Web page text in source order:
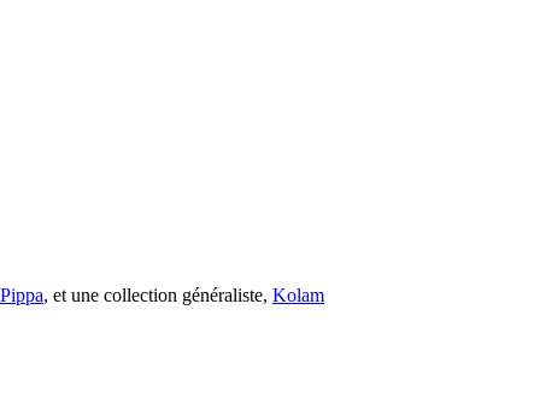
, et une collection généraliste, Kolam